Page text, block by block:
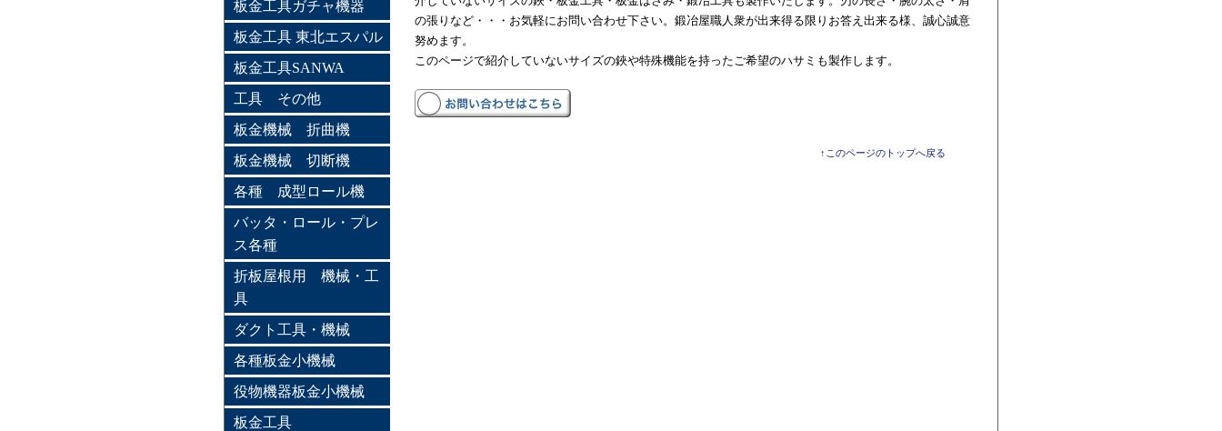
板金工具ガチャ機器
板金工具 東北エスパル
板金工具SANWA
工具 その他
板金機械 折曲機
板金機械 切断機
各種 成型ロール機
バッタ・ロール・プレ
ス各種
折板屋根用 機械・工
具
ダクト工具・機械
各種板金小機械
役物機器板金小機械
板金工具
の張りなど・・・お気軽にお問い合わせ下さい。鍛冶屋職人衆が出来得る限りお答え出来る様、誠心誠意
努めます。
このページで紹介していないサイズの鋏や特殊機能を持ったご希望のハサミも製作します。
↑このページのトップへ戻る